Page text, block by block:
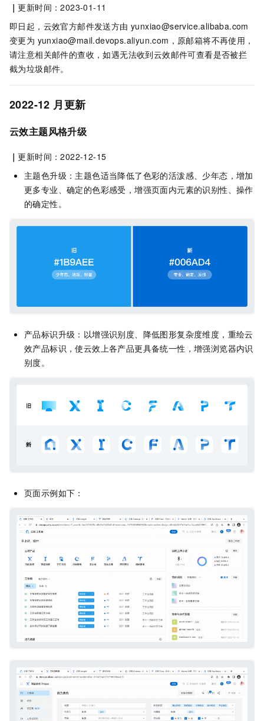
｜更新时间：2023-01-11
即日起，云效官方邮件发送方由 yunxiao@service.alibaba.com
变更为 yunxiao@mail.devops.aliyun.com，原邮箱将不再使用，
请注意相关邮件的查收，如遇无法收到云效邮件可查看是否被拦
截为垃圾邮件。
2022-12 月更新
云效主题风格升级
｜更新时间：2022-12-15
主题色升级：主题色适当降低了色彩的活泼感、少年态，增加
更多专业、确定的色彩感受，增强页面内元素的识别性、操作
的确定性。
产品标识升级：以增强识别度、降低图形复杂度维度，重绘云
效产品标识，使云效上各产品更具备统一性，增强浏览器内识
别度。
页面示例如下：